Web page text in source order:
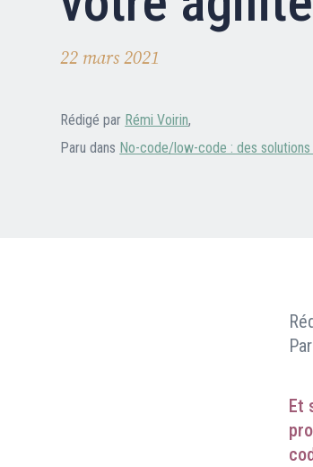
22 mars 2021
Rédigé par Rémi Voirin,
Paru dans No-code/low-code : des
Et